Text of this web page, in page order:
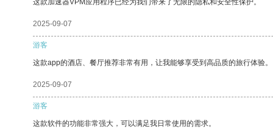
这款加速器VPM应用程序已经为我们带来了无限的隐私和安全性保护。
2025-09-07
游客
这款app的酒店、餐厅推荐非常有用，让我能够享受到高品质的旅行体验。
2025-09-07
游客
这款软件的功能非常强大，可以满足我日常使用的需求。